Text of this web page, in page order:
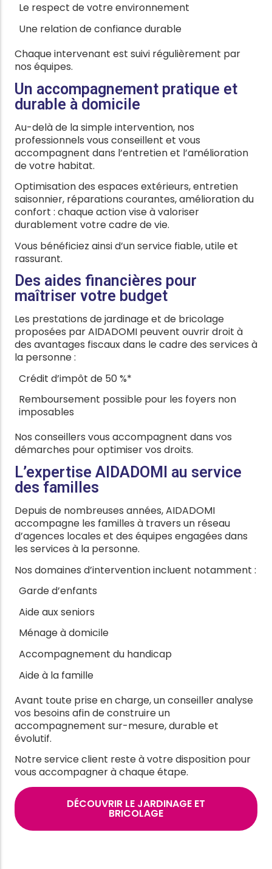
Le respect de votre environnement
Une relation de confiance durable
Chaque intervenant est suivi régulièrement par
nos équipes.
Un accompagnement pratique et
durable à domicile
Au-delà de la simple intervention, nos
professionnels vous conseillent et vous
accompagnent dans l’entretien et l’amélioration
de votre habitat.
Optimisation des espaces extérieurs, entretien
saisonnier, réparations courantes, amélioration du
confort : chaque action vise à valoriser
durablement votre cadre de vie.
Vous bénéficiez ainsi d’un service fiable, utile et
rassurant.
Des aides financières pour
maîtriser votre budget
Les prestations de jardinage et de bricolage
proposées par AIDADOMI peuvent ouvrir droit à
des avantages fiscaux dans le cadre des services à
la personne :
Crédit d’impôt de 50 %*
Remboursement possible pour les foyers non
imposables
Nos conseillers vous accompagnent dans vos
démarches pour optimiser vos droits.
L’expertise AIDADOMI au service
des familles
Depuis de nombreuses années, AIDADOMI
accompagne les familles à travers un réseau
d’agences locales et des équipes engagées dans
les services à la personne.
Nos domaines d’intervention incluent notamment :
Garde d’enfants
Aide aux seniors
Ménage à domicile
Accompagnement du handicap
Aide à la famille
Avant toute prise en charge, un conseiller analyse
vos besoins afin de construire un
accompagnement sur-mesure, durable et
évolutif.
Notre service client reste à votre disposition pour
vous accompagner à chaque étape.
DÉCOUVRIR LE JARDINAGE ET
BRICOLAGE